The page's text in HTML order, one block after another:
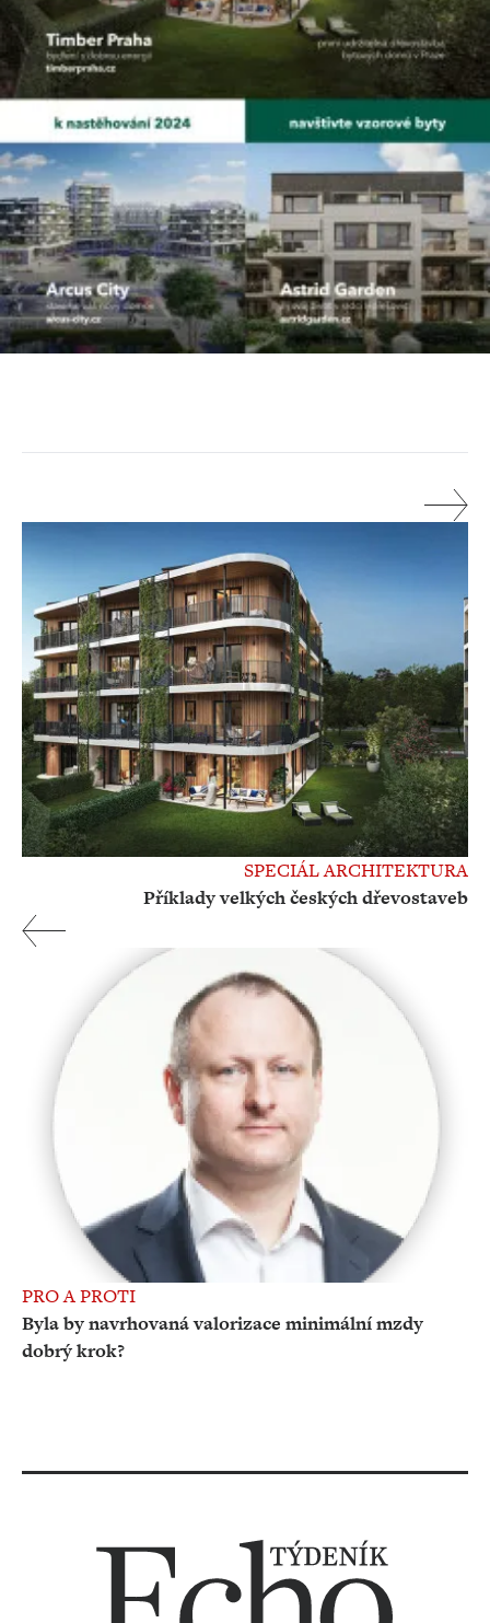
SPECIÁL ARCHITEKTURA
Příklady velkých českých dřevostaveb
PRO A PROTI
Byla by navrhovaná valorizace minimální mzdy
dobrý krok?